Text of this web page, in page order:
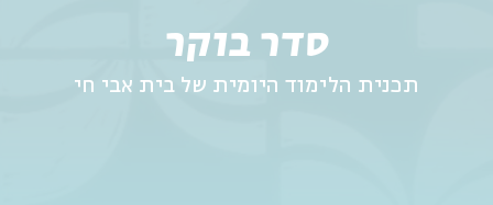
סדר בוקר
תכנית הלימוד היומית של בית אבי חי